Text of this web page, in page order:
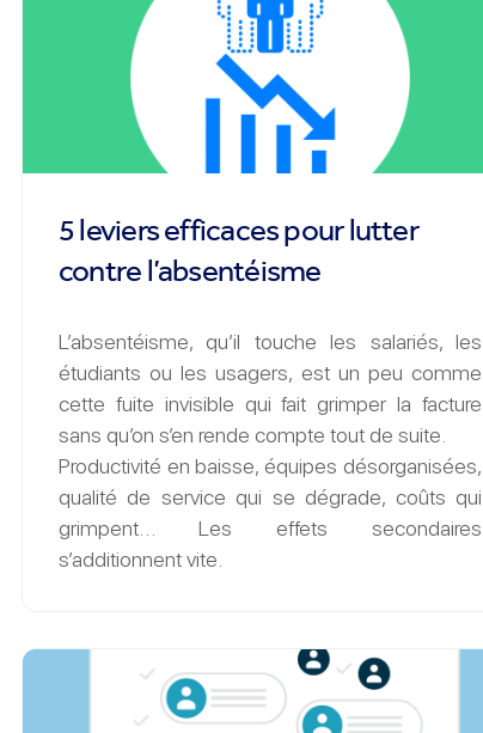
5 leviers efficaces pour lutter
contre l’absentéisme
L’absentéisme, qu’il touche les salariés, les
étudiants ou les usagers, est un peu comme
cette fuite invisible qui fait grimper la facture
sans qu’on s’en rende compte tout de suite.
Productivité en baisse, équipes désorganisées,
qualité de service qui se dégrade, coûts qui
grimpent… Les effets secondaires
s’additionnent vite.